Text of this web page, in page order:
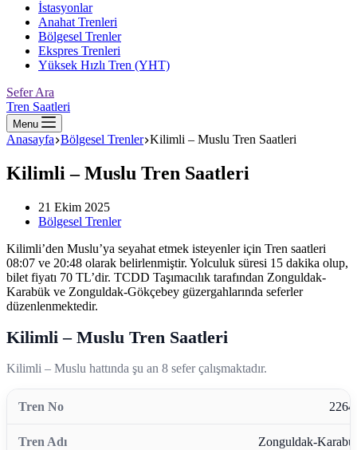
İstasyonlar
Anahat Trenleri
Bölgesel Trenler
Ekspres Trenleri
Yüksek Hızlı Tren (YHT)
Sefer Ara
Tren Saatleri
Menu
Anasayfa Bölgesel Trenler Kilimli – Muslu Tren Saatleri
Kilimli – Muslu Tren Saatleri
21 Ekim 2025
Bölgesel Trenler
Kilimli’den Muslu’ya seyahat etmek isteyenler için Tren saatleri
08:07 ve 20:48 olarak belirlenmiştir. Yolculuk süresi 15 dakika olup,
bilet fiyatı 70 TL’dir. TCDD Taşımacılık tarafından Zonguldak-
Karabük ve Zonguldak-Gökçebey güzergahlarında seferler
düzenlenmektedir.
Kilimli – Muslu Tren Saatleri
Kilimli – Muslu hattında şu an 8 sefer çalışmaktadır.
Zonguldak-